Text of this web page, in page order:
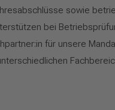
sowie
bei
für unsere